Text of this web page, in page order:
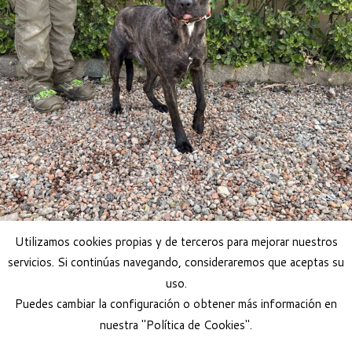
Utilizamos cookies propias y de terceros para mejorar nuestros
servicios. Si continúas navegando, consideraremos que aceptas su
uso.
Puedes cambiar la configuración o obtener más información en
nuestra "Política de Cookies".